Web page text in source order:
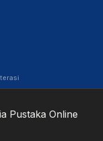
Pustaka Online